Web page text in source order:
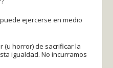
ejercerse en medio
(u horror) de sacrificar la
igualdad. No incurramos